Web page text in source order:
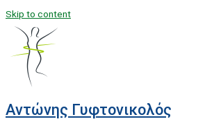
Skip to content
Αντώνης Γυφτονικολός